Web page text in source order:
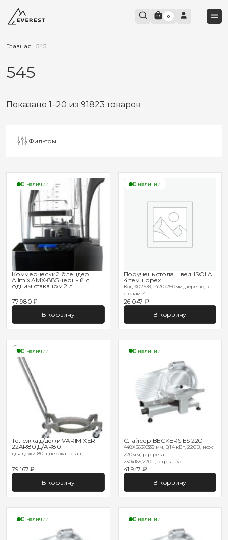
0
Главная | 545
545
Показано 1–20 из 91823 товаров
Фильтры
В наличии
Коммерческий блендер
Allmix AMX-885 черный с
одним стаканом 2 л.
77 980 ₽
В корзину
В наличии
Поручень стола швед. ISOLA
4 темн.орех
Код X02539; 1420х250мм, дерево, к
столам 4
26 047 ₽
В корзину
В наличии
Тележка д/дежи VARIMIXER
22AR80 Д/AR80
для дежи 80 л.;нержав.сталь
79 167 ₽
В корзину
В наличии
Слайсер BECKERS ES 220
448Х363Х335 мм, 0,14 кВт, 220В, нож
220мм; р-р реза
230х165;220в;встр.зат.ус
41 947 ₽
В корзину
В наличии В наличии